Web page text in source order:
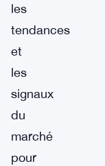
les
tendances
et
les
signaux
du
marché
pour